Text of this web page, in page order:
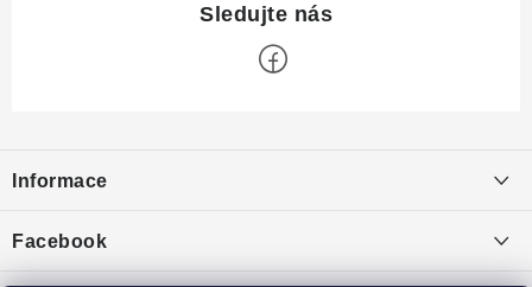
p
a
Informace
Puncovní značky
Facebook